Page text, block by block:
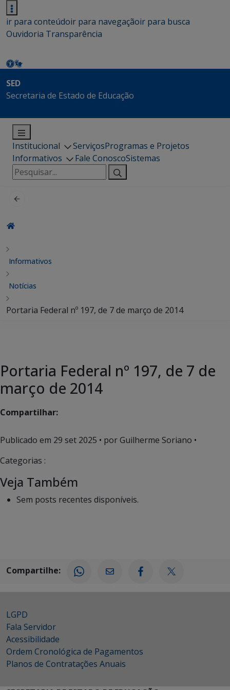
ir para conteúdoir para navegaçãoir para busca
Ouvidoria Transparência
SED
Secretaria de Estado de Educação
Institucional ServiçosProgramas e Projetos
Informativos
Fale ConoscoSistemas
Pesquisar
por:
Informativos
Notícias
Portaria Federal nº 197, de 7 de março de 2014
Portaria Federal nº 197, de 7 de
março de 2014
Compartilhar:
Publicado em 29 set 2025 • por Guilherme Soriano •
Categorias :
Veja Também
Sem posts recentes disponíveis.
Compartilhe:
LGPD
Fala Servidor
Acessibilidade
Ordem Cronológica de Pagamentos
Planos de Contratações Anuais